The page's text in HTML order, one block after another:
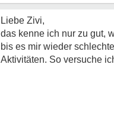
Liebe Zivi,
das kenne ich nur zu gut,
bis es mir wieder
Aktivitäten. So versuche